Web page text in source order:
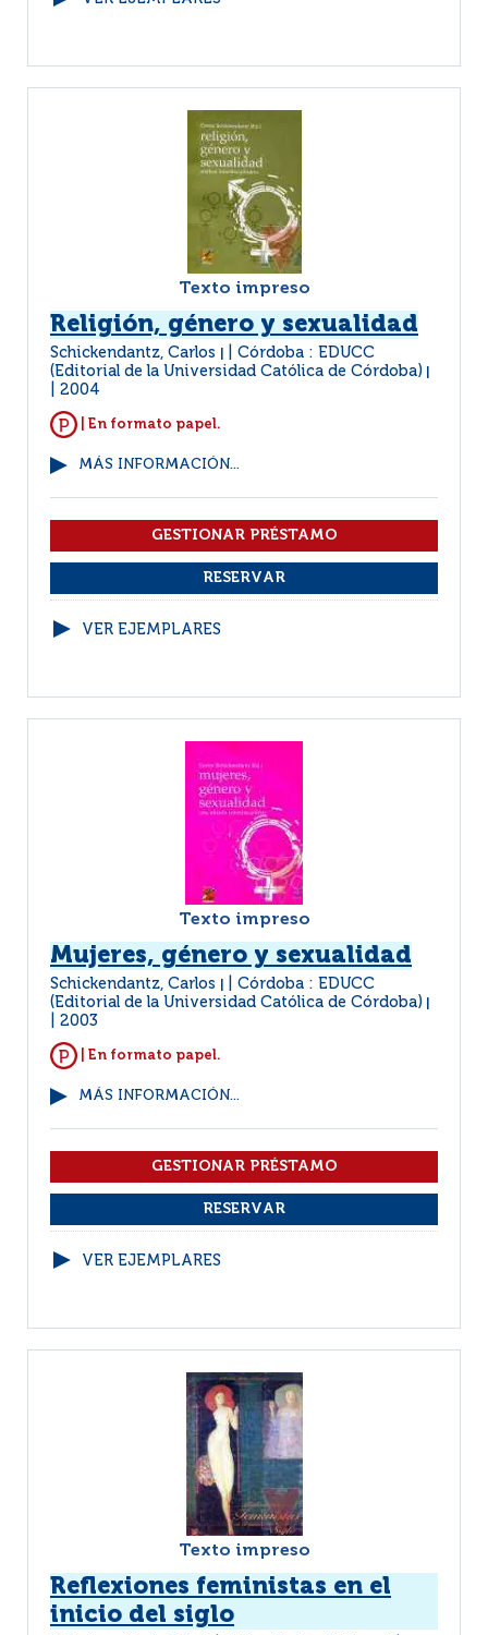
Texto impreso
Religión, género y sexualidad
Schickendantz, Carlos
Córdoba : EDUCC
(Editorial de la Universidad Católica de Córdoba)
2004
| En formato papel.
MÁS INFORMACIÓN...
VER EJEMPLARES
Texto impreso
Mujeres, género y sexualidad
Schickendantz, Carlos
Córdoba : EDUCC
(Editorial de la Universidad Católica de Córdoba)
2003
| En formato papel.
MÁS INFORMACIÓN...
VER EJEMPLARES
Texto impreso
Reflexiones feministas en el
inicio del siglo